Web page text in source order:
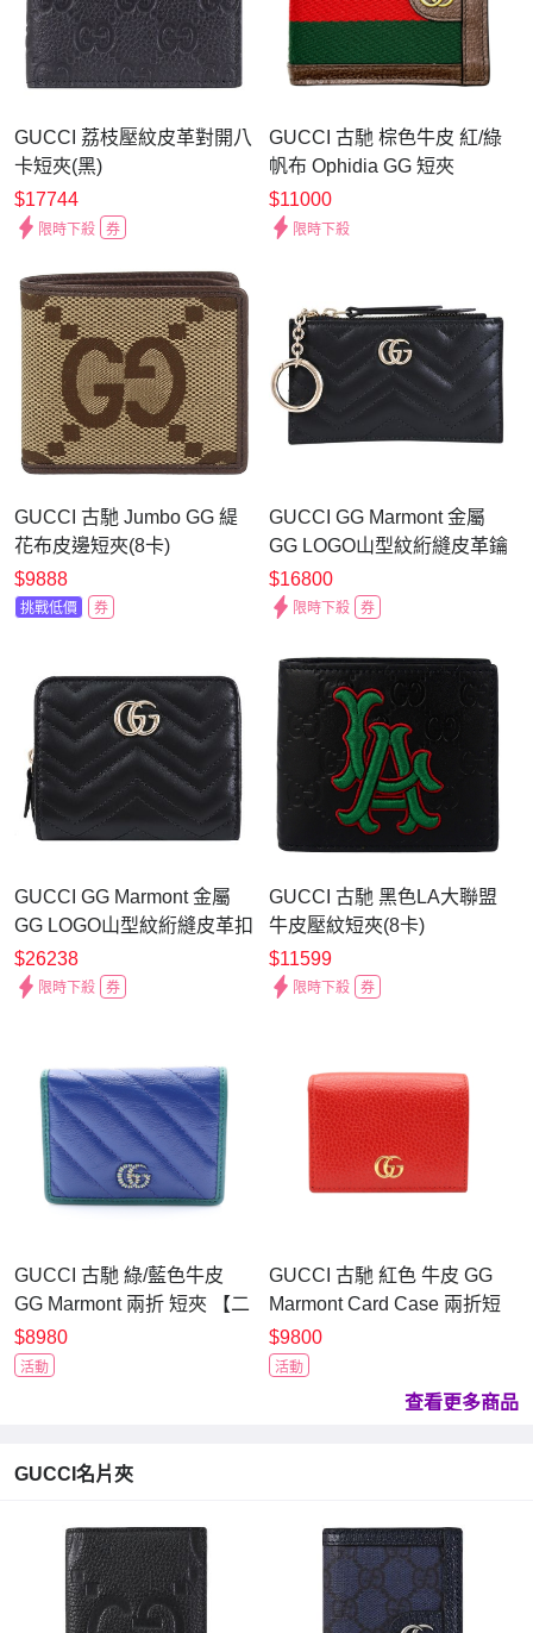
GUCCI 荔枝壓紋皮革對開八
卡短夾(黑)
$17744
限時下殺 券
GUCCI 古馳 棕色牛皮 紅/綠
帆布 Ophidia GG 短夾
722941 【二手名牌BRAND
OFF】
$11000
限時下殺
GUCCI 古馳 Jumbo GG 緹
花布皮邊短夾(8卡)
$9888
挑戰低價 券
GUCCI GG Marmont 金屬
GG LOGO山型紋絎縫皮革鑰
匙拉鍊零錢包(黑)
$16800
限時下殺 券
GUCCI GG Marmont 金屬
GG LOGO山型紋絎縫皮革扣
式零錢短夾(黑)
$26238
限時下殺 券
GUCCI 古馳 黑色LA大聯盟
牛皮壓紋短夾(8卡)
$11599
限時下殺 券
GUCCI 古馳 綠/藍色牛皮
GG Marmont 兩折 短夾 【二
手名牌BRAND OFF】
$8980
活動
GUCCI 古馳 紅色 牛皮 GG
Marmont Card Case 兩折短
夾 456126 【二手名牌
BRAND OFF】
$9800
活動
查看更多商品
GUCCI名片夾